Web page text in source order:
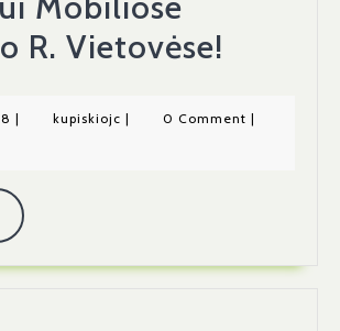
R. Vietovėse!
2024-
| kupiskiojc kupiskiojc
| 0 Comment |
Read